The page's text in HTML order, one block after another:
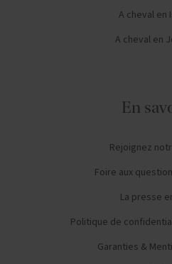
A cheval en
A cheval en
En
Rejoignez
Foire aux
La presse
Politique de
Garanties &